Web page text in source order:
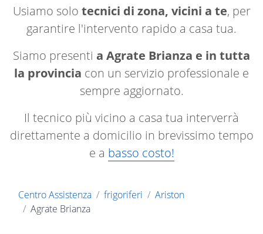
Usiamo solo tecnici di zona, vicini a te, per
garantire l'intervento rapido a casa tua.
Siamo presenti a Agrate Brianza e in tutta
la provincia con un servizio professionale e
sempre aggiornato.
Il tecnico più vicino a casa tua interverrà
direttamente a domicilio in brevissimo tempo
e a basso costo!
Centro Assistenza frigoriferi
Ariston
Agrate Brianza